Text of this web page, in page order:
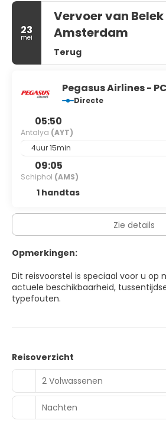
23
mei
Vervoer van
Amsterdam
Terug
Pegasus Airlines -
Directe
05:50
Antalya (AYT)
4uur 15min
09:05
Schiphol (AMS)
1 handtas
Zie details
Opmerkingen:
Dit reisvoorstel is speciaal voor u op
actuele beschikbaarheid,
typefouten.
Reisoverzicht
2 Volwassenen
Nachten